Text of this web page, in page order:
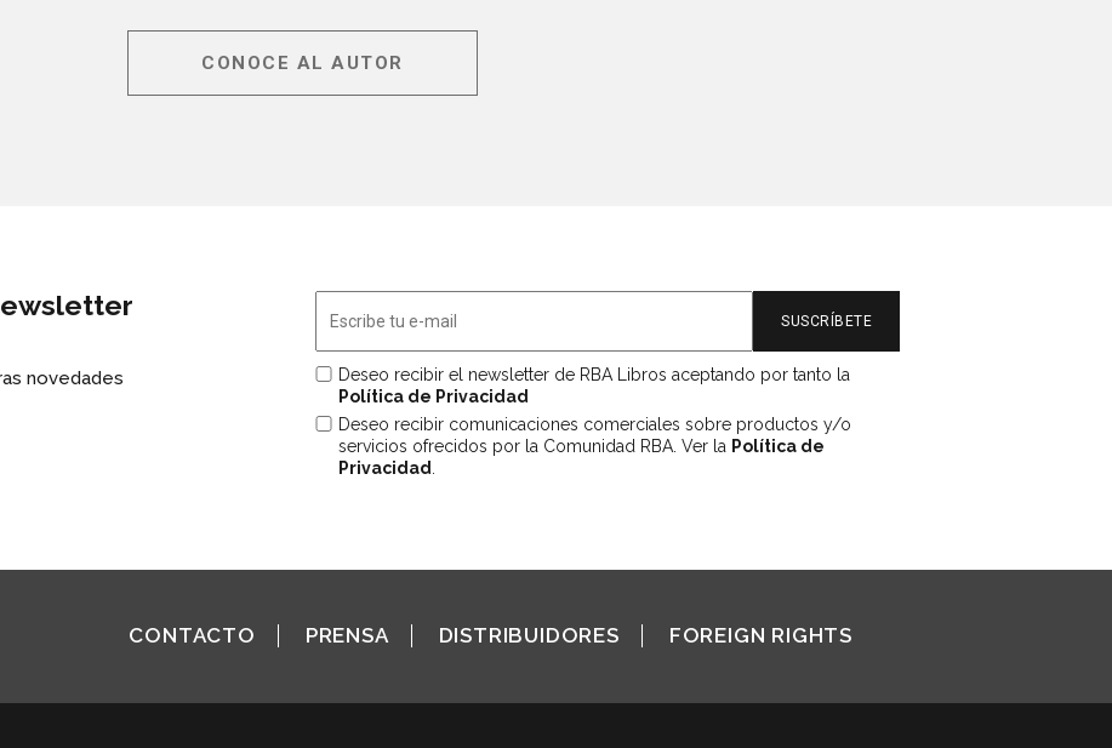
CONOCE AL AUTOR
novedades
Deseo recibir el newsletter de RBA Libros aceptando por tanto la
Política de Privacidad
Deseo recibir comunicaciones comerciales sobre productos y/o
servicios ofrecidos por la Comunidad RBA. Ver la Política de
Privacidad
CONTACTO PRENSA DISTRIBUIDORES FOREIGN RIGHTS